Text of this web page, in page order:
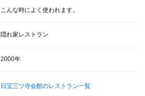
こんな時によく使われます。
隠れ家レストラン
2000年
日宝三ツ寺会館のレストラン一覧